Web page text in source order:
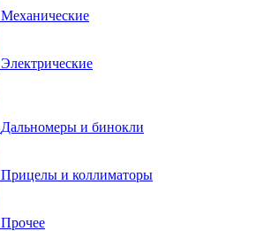
Механические
Электрические
Дальномеры и бинокли
Прицелы и коллиматоры
Прочее